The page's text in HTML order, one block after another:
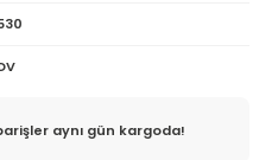
aynı gün kargoda!